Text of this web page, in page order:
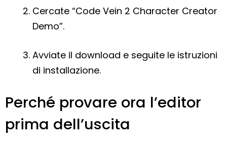
Cercate “Code Vein 2 Character Creator
Demo”.
Avviate il download e seguite le istruzioni
di installazione.
Perché provare ora l’editor
prima dell’uscita